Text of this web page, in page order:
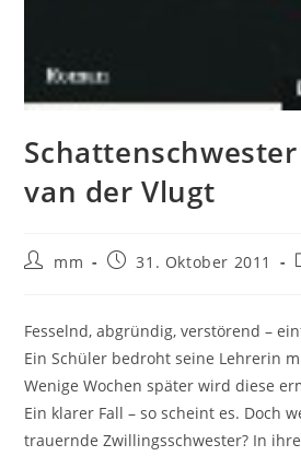
van der Vlugt
mm 31. Oktober 2011
Fesselnd, abgründig, verstörend –
Ein Schüler bedroht seine Lehrerin
Wenige Wochen später wird diese
Ein klarer Fall – so scheint es. Doch
trauernde Zwillingsschwester? In